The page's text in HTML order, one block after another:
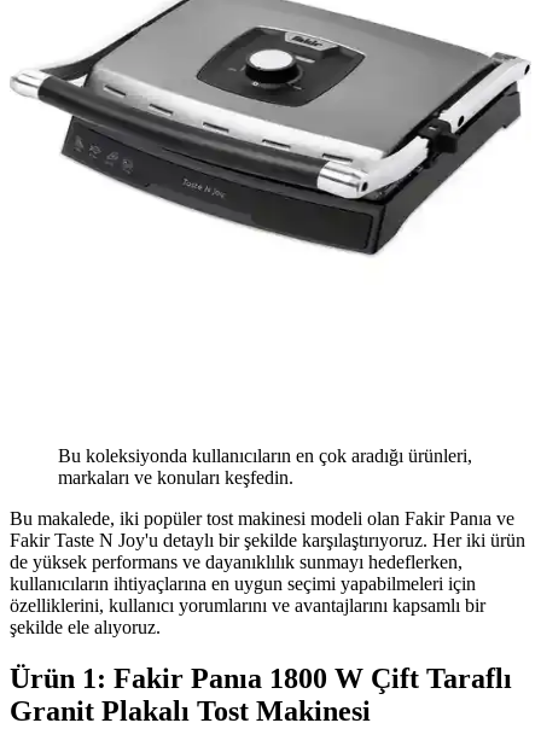
Bu koleksiyonda kullanıcıların en çok aradığı ürünleri,
markaları ve konuları keşfedin.
Bu makalede, iki popüler tost makinesi modeli olan Fakir Panıa ve
Fakir Taste N Joy'u detaylı bir şekilde karşılaştırıyoruz. Her iki ürün
de yüksek performans ve dayanıklılık sunmayı hedeflerken,
kullanıcıların ihtiyaçlarına en uygun seçimi yapabilmeleri için
özelliklerini, kullanıcı yorumlarını ve avantajlarını kapsamlı bir
şekilde ele alıyoruz.
Ürün 1: Fakir Panıa 1800 W Çift Taraflı
Granit Plakalı Tost Makinesi